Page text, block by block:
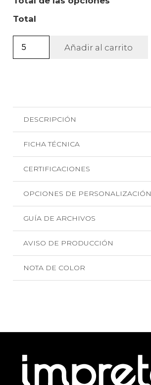
Total
Mochila
poliéster
Creek
+
DTF
Añadir al carrito
DESCRIPCIÓN
FICHA TÉCNICA
CERTIFICACIONES
OPCIONES DE PERSONALIZACIÓN
GUÍA DE ARCHIVOS
AVISO DE PRODUCCIÓN
NOTA DE COLOR